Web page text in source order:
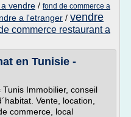
vendre / fond de commerce a
a l'etranger / vendre
commerce restaurant a
en Tunisie -
Immobilier, conseil
Vente, location,
commerce, local